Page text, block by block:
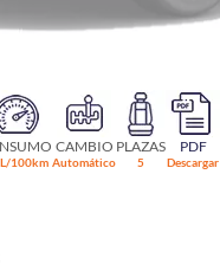
100km
CAMBIO
Automático
PLAZAS
5
PDF
Descargar